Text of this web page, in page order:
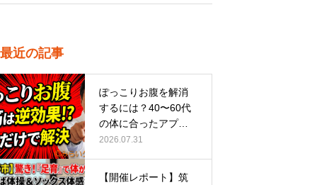
最近の記事
ぽっこりお腹を解消
するには？40〜60代
の体に合ったアプロ
ーチ
2026.07.31
【開催レポート】筑